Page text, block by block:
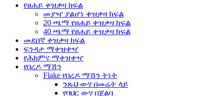
የፀሐይ ቀዝቃዛ ክፍል
መያዣ ያልሆነ ቀዝቃዛ ክፍል
20 ጫማ የፀሐይ ቀዝቃዛ ክፍል
40 ጫማ የፀሐይ ቀዝቃዛ ክፍል
መደበኛ ቀዝቃዛ ክፍል
ፍንዳታ ማቀዝቀዣ
የሕክምና ማቀዝቀዣ
የበረዶ ማሽን
Flake የበረዶ ማሽን ትነት
ንጹህ ውሃ በመሬት ላይ
የባህር ውሃ በጀልባ